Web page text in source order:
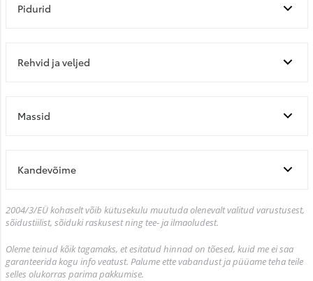
Pidurid
Rehvid ja veljed
Massid
Kandevõime
2004/3/EÜ kohaselt võib kütusekulu muutuda olenevalt valitud varustusest,
sõidustiilist, sõiduki raskusest ning tee- ja ilmaoludest.
Oleme teinud kõik tagamaks, et esitatud hinnad on tõesed, kuid me ei saa
garanteerida kogu info veatust. Palume ette vabandust ja püüame teha teile
selles olukorras parima pakkumise.